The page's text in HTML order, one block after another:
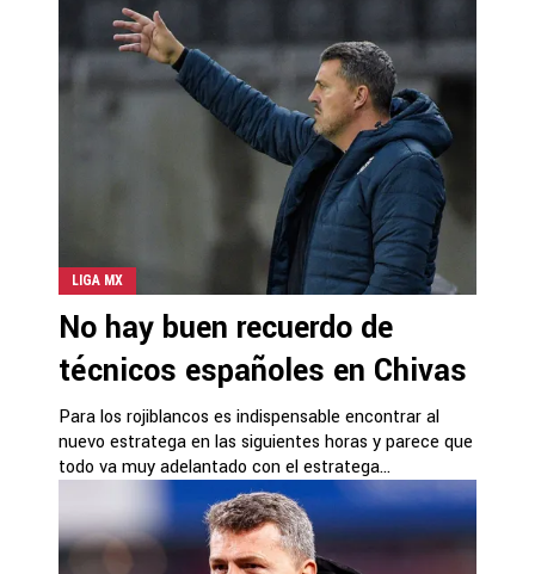
LIGA MX
No hay buen recuerdo de
técnicos españoles en Chivas
Para los rojiblancos es indispensable encontrar al
nuevo estratega en las siguientes horas y parece que
todo va muy adelantado con el estratega...